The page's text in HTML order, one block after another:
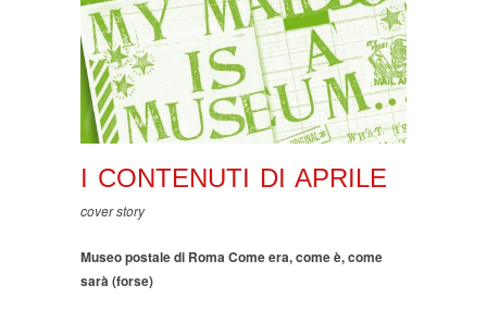
I CONTENUTI DI APRILE
cover story
Museo postale di Roma Come era, come è, come
sarà (forse)